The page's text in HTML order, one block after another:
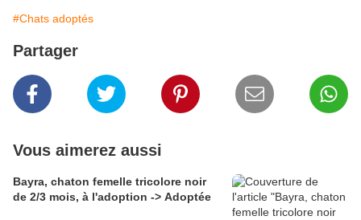
#Chats adoptés
Partager
Vous aimerez aussi
Bayra, chaton femelle tricolore noir
de 2/3 mois, à l'adoption -> Adoptée